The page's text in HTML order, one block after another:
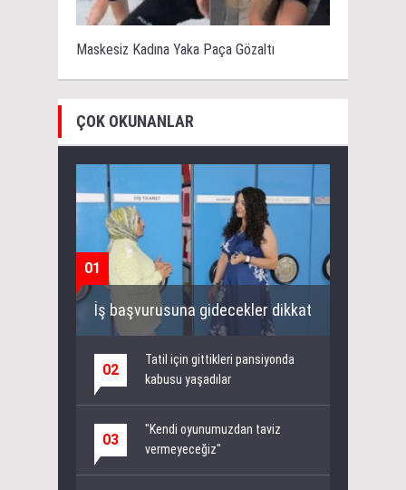
Maskesiz Kadına Yaka Paça Gözaltı
ÇOK OKUNANLAR
01
İş başvurusuna gidecekler dikkat
02
Tatil için gittikleri pansiyonda
kabusu yaşadılar
03
"Kendi oyunumuzdan taviz
vermeyeceğiz"